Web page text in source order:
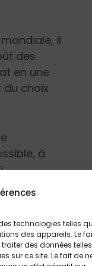
technologies telles
des appareils. Le
des données telles
sur ce site. Le fait de
il
des
en une
choix
à
Marie
: